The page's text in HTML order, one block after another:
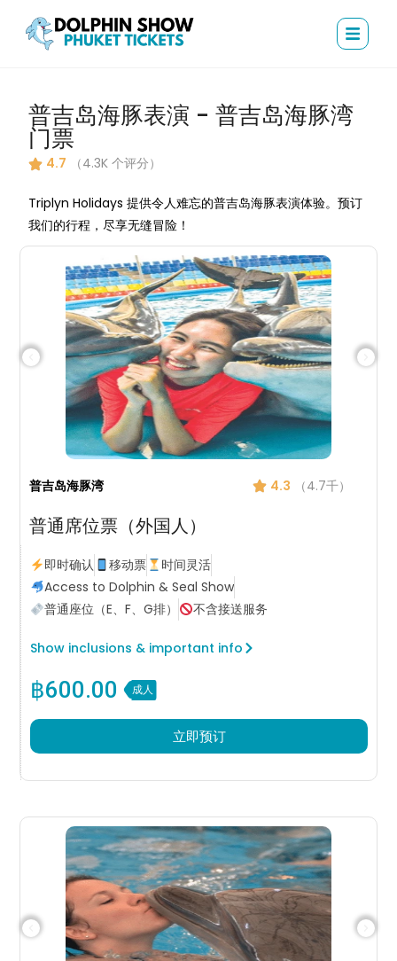
普吉岛海豚表演 - 普吉岛海豚湾
门票
4.7 （4.3K 个评分）
Triplyn Holidays 提供令人难忘的普吉岛海豚表演体验。预订
我们的行程，尽享无缝冒险！
普吉岛海豚湾 4.3 （4.7千）
普通席位票（外国人）
即时确认 移动票
时间灵活
Access to Dolphin & Seal Show
普通座位（E、F、G排）
不含接送服务
Show inclusions & important info
฿600.00 成人
立即预订